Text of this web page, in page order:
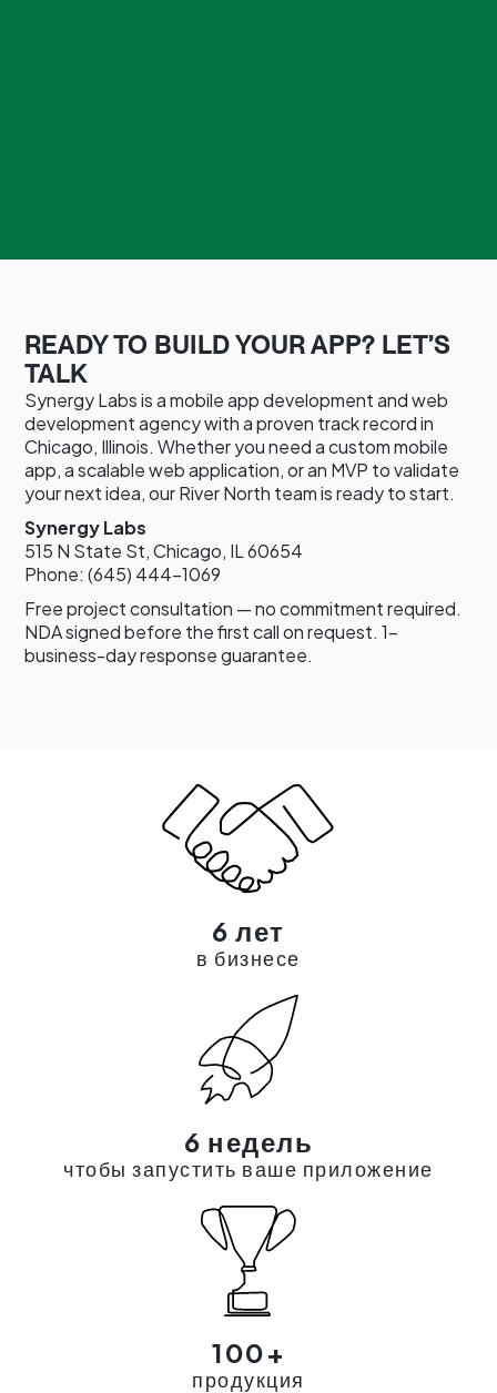
READY TO BUILD YOUR APP? LET’S
TALK
Synergy Labs is a mobile app development and web
development agency with a proven track record in
Chicago, Illinois. Whether you need a custom mobile
app, a scalable web application, or an MVP to validate
your next idea, our River North team is ready to start.
Synergy Labs
515 N State St, Chicago, IL 60654
Phone: (645) 444-1069
Free project consultation — no commitment required.
NDA signed before the first call on request. 1-
business-day response guarantee.
6 лет
в бизнесе
6 недель
чтобы запустить ваше приложение
100+
продукция